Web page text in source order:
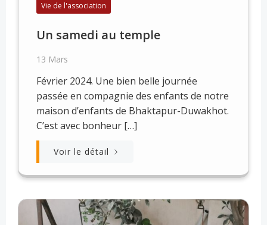
Vie de l'association
Un samedi au temple
13 Mars
Février 2024. Une bien belle journée
passée en compagnie des enfants de notre
maison d’enfants de Bhaktapur-Duwakhot.
C’est avec bonheur […]
Voir le détail